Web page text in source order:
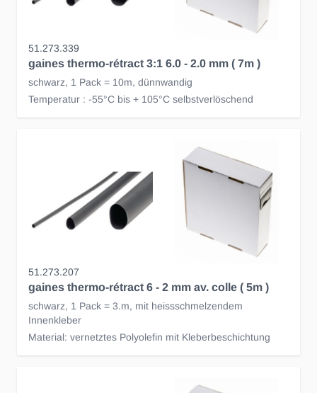
51.273.339
gaines thermo-rétract 3:1 6.0 - 2.0 mm ( 7m )
schwarz, 1 Pack = 10m, dünnwandig
Temperatur : -55°C bis + 105°C selbstverlöschend
51.273.207
gaines thermo-rétract 6 - 2 mm av. colle ( 5m )
schwarz, 1 Pack = 3.m, mit heissschmelzendem
Innenkleber
Material: vernetztes Polyolefin mit Kleberbeschichtung